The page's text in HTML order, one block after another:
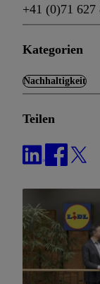
+41 (0)71 627
Kategorien
Nachhaltigkeit
Teilen